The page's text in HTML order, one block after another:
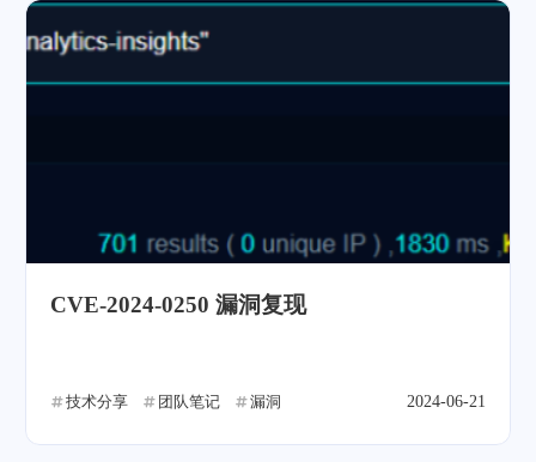
CVE-2024-0250 漏洞复现
技术分享 团队笔记 漏洞 2024-06-21